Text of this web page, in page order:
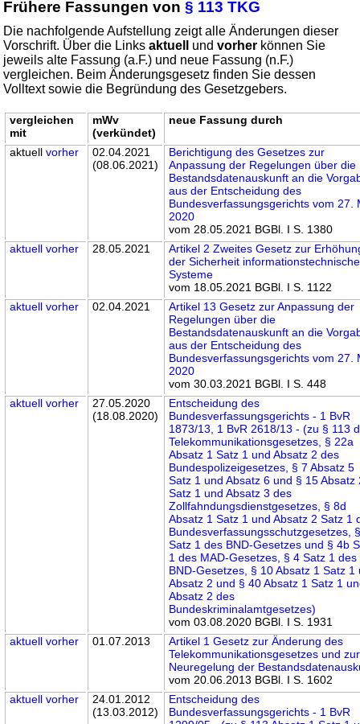
Frühere Fassungen von§ 113 TKG
Die nachfolgende Aufstellung zeigt alle Änderungen dieser
Vorschrift. Über die Linksaktuell undvorher können Sie
jeweils alte Fassung (a.F.) und neue Fassung (n.F.)
vergleichen. Beim Änderungsgesetz finden Sie dessen
Volltext sowie die Begründung des Gesetzgebers.
vergleichen
mit
mWv
(verkündet)
neue Fassung durch
aktuellvorher
02.04.2021
(08.06.2021)
Berichtigung des Gesetzes zur
Anpassung der Regelungen über die
Bestandsdatenauskunft an die
aus der Entscheidung des
Bundesverfassungsgerichts vom 27.
2020
vom 28.05.2021 BGBl. I S. 1380
aktuell vorher 28.05.2021
Artikel 2 Zweites Gesetz zur
der Sicherheit
Systeme
vom 18.05.2021 BGBl. I S. 1122
aktuell vorher 02.04.2021
Artikel 13 Gesetz zur Anpassung der
Regelungen über die
Bestandsdatenauskunft an die
aus der Entscheidung des
Bundesverfassungsgerichts vom 27.
2020
vom 30.03.2021 BGBl. I S. 448
aktuell vorher
27.05.2020
(18.08.2020)
Entscheidung des
Bundesverfassungsgerichts - 1 BvR
1873/13, 1 BvR 2618/13 - (zu § 113
Telekommunikationsgesetzes, § 22a
Absatz 1 Satz 1 und Absatz 2 des
Bundespolizeigesetzes, § 7 Absatz 5
Satz 1 und Absatz 6 und § 15 Absatz
Satz 1 und Absatz 3 des
Zollfahndungsdienstgesetzes, § 8d
Absatz 1 Satz 1 und Absatz 2 Satz 1
Bundesverfassungsschutzgesetzes,
Satz 1 des BND-Gesetzes und § 4b
1 des MAD-Gesetzes, § 4 Satz 1 des
BND-Gesetzes, § 10 Absatz 1 Satz 1
Absatz 2 und § 40 Absatz 1 Satz 1
Absatz 2 des
Bundeskriminalamtgesetzes)
vom 03.08.2020 BGBl. I S. 1931
aktuell vorher 01.07.2013
Artikel 1 Gesetz zur Änderung des
Telekommunikationsgesetzes und zur
Neuregelung der
vom 20.06.2013 BGBl. I S. 1602
aktuell vorher
24.01.2012
(13.03.2012)
Entscheidung des
Bundesverfassungsgerichts - 1 BvR